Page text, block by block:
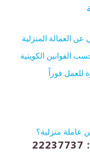
العمالة المنزلية
القوانين الكويتية
للعمل فوراً
عاملة منزلية؟